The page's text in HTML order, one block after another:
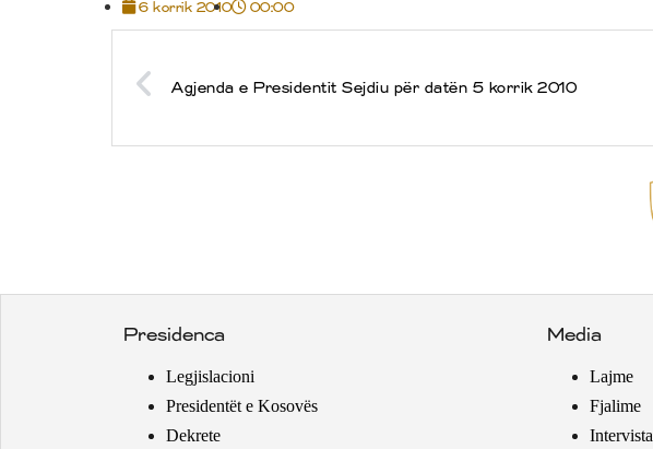
6 korrik 2010 00:00
Agjenda e Presidentit Sejdiu për datën 5 korrik 2010
Presidenca
Legjislacioni
Presidentët e Kosovës
Dekrete
Media
Lajme
Fjalime
Intervista